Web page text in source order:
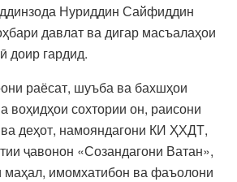
Нуриддин Сайфиддин
давлат ва дигар масъалаҳои
доир гардид.
раёсат, шуъба ва бахшҳои
воҳидҳои сохтории он, раисони
деҳот, намояндагони КИ ҲХДТ,
ҷавонон «Созандагони Ватан»,
маҳал, имомхатибон ва фаъолони